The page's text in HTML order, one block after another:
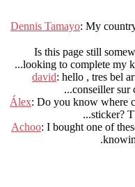
Dennis Tamayo: My
Is this page still
looking to complete my
.
david: hello , tres bel
conseiller sur
.
Álex: Do you know where
sticker?
Achoo: I bought one of